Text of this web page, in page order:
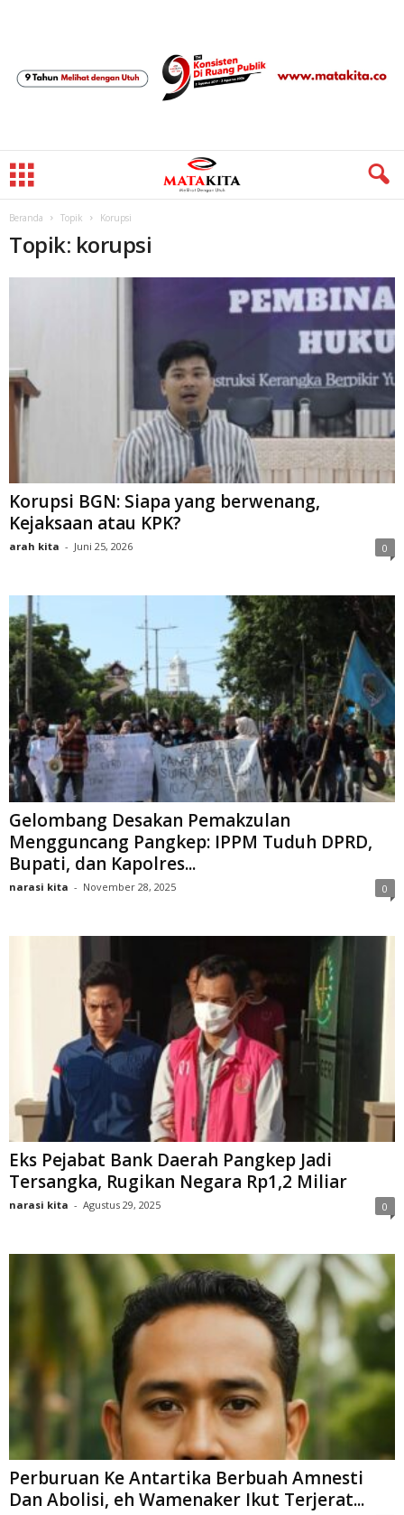
Beranda Topik Korupsi
Topik: korupsi
Korupsi BGN: Siapa yang berwenang,
Kejaksaan atau KPK?
arah kita - Juni 25, 2026 0
Gelombang Desakan Pemakzulan
Mengguncang Pangkep: IPPM Tuduh DPRD,
Bupati, dan Kapolres...
narasi kita - November 28, 2025 0
Eks Pejabat Bank Daerah Pangkep Jadi
Tersangka, Rugikan Negara Rp1,2 Miliar
narasi kita - Agustus 29, 2025 0
Perburuan Ke Antartika Berbuah Amnesti
Dan Abolisi, eh Wamenaker Ikut Terjerat...